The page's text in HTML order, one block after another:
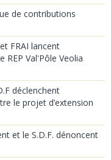
de contributions
FRAI lancent
Val'Pôle Veolia
déclenchent
le projet d’extension
et le S.D.F. dénoncent